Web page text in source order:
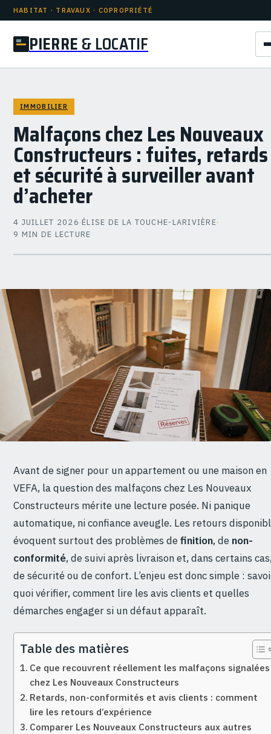
HABITAT · TRAVAUX · COPROPRIÉTÉ
PIERRE & LOCATIF
IMMOBILIER
Malfaçons chez Les Nouveaux
Constructeurs : fuites, retards
et sécurité à surveiller avant
d’acheter
4 JUILLET 2026·ÉLISE DE LA TOUCHE-LARIVIÈRE·
9 MIN DE LECTURE
Avant de signer pour un appartement ou une maison en
VEFA, la question des malfaçons chez Les Nouveaux
Constructeurs mérite une lecture posée. Ni panique
automatique, ni confiance aveugle. Les retours
évoquent surtout des problèmes de finition, de non-
conformité, de suivi après livraison et, dans certains
de sécurité ou de confort. L’enjeu est donc simple :
quoi vérifier, comment lire les avis clients et quelles
démarches engager si un défaut apparaît.
Table des matières
Ce que recouvrent réellement les malfaçons signalées
chez Les Nouveaux Constructeurs
Retards, non-conformités et avis clients : comment
lire les retours d’expérience
Comparer Les Nouveaux Constructeurs aux autres